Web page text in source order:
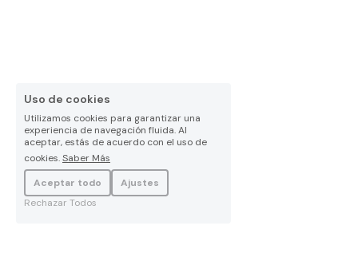
Uso de cookies
Utilizamos cookies para garantizar una
experiencia de navegación fluida. Al
aceptar, estás de acuerdo con el uso de
cookies.Saber Más
Aceptar todo
Ajustes
Rechazar Todos